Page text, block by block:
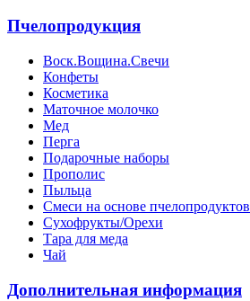
Пчелопродукция
Воск.Вощина.Свечи
Конфеты
Косметика
Маточное молочко
Мед
Перга
Подарочные наборы
Прополис
Пыльца
Смеси на основе пчелопродуктов
Сухофрукты/Орехи
Тара для меда
Чай
Дополнительная информация